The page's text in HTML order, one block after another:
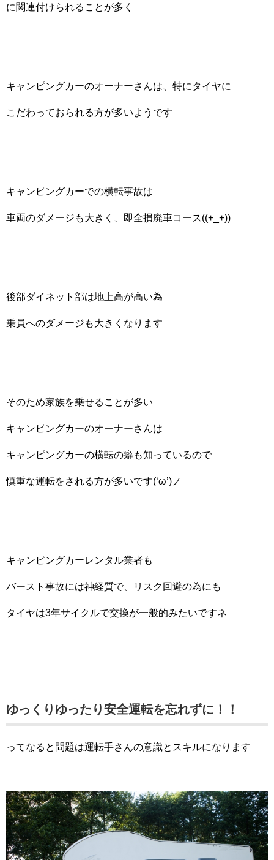
に関連付けられることが多く
キャンピングカーのオーナーさんは、特にタイヤに
こだわっておられる方が多いようです
キャンピングカーでの横転事故は
車両のダメージも大きく、即全損廃車コース((+_+))
後部ダイネット部は地上高が高い為
乗員へのダメージも大きくなります
そのため家族を乗せることが多い
キャンピングカーのオーナーさんは
キャンピングカーの横転の癖も知っているので
慎重な運転をされる方が多いです(‘ω’)ノ
キャンピングカーレンタル業者も
バースト事故には神経質で、リスク回避の為にも
タイヤは3年サイクルで交換が一般的みたいですネ
ゆっくりゆったり安全運転を忘れずに！！
ってなると問題は運転手さんの意識とスキルになります